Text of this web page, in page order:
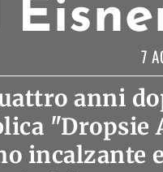
7
anni
"Dropsie
incalzante